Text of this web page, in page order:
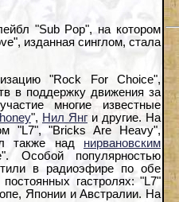
"Sub Pop", на котором
изданная синглом, стала
"Rock For Choice",
в поддержку движения за
многие известные
", Нил Янг и другие. На
"L7", "Bricks Are Heavy",
также над нирвановским
Особой популярностью
в радиоэфире по обе
гастролях: "L7"
Японии и Австралии. На